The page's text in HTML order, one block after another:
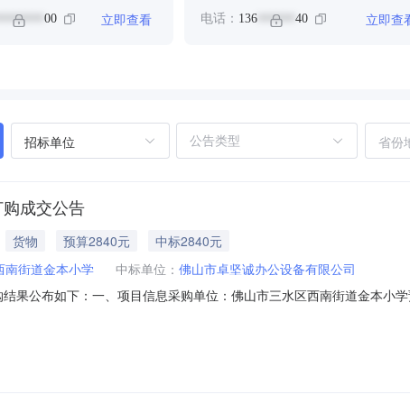
00 立即查看 电话： 136 ****** 40 立即查
招标单位 省份
成交公告
货物 预算2840元
中标2840元
南街道金本小学 中标单位： 佛山市卓坚诚办公设备有限公司
果公布如下：一、项目信息采购单位：佛山市三水区西南街道金本小
包/箱;2￥210.0000￥420.00复印纸好顺/Horizon,UPM/紫好顺80克